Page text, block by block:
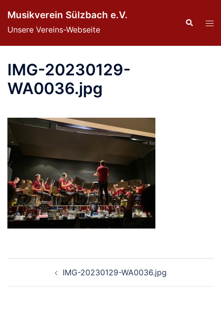
Inhalt
springen
Musikverein Sülzbach e.V.
Unsere Vereins-Webseite
Suche
IMG-20230129-
WA0036.jpg
IMG-20230129-WA0036.jpg